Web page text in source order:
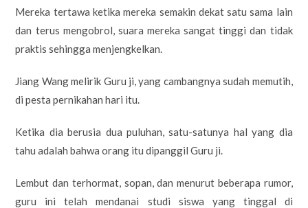
Mereka tertawa ketika mereka semakin dekat satu sama lain
dan terus mengobrol, suara mereka sangat tinggi dan tidak
praktis sehingga menjengkelkan.
Jiang Wang melirik Guru ji, yang cambangnya sudah memutih,
di pesta pernikahan hari itu.
Ketika dia berusia dua puluhan, satu-satunya hal yang dia
tahu adalah bahwa orang itu dipanggil Guru ji.
Lembut dan terhormat, sopan, dan menurut beberapa rumor,
guru ini telah mendanai studi siswa yang tinggal di